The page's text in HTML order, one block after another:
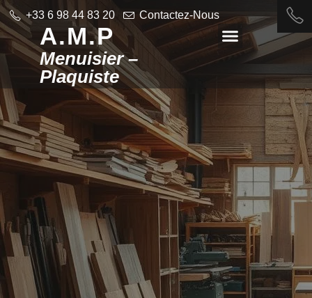
+33 6 98 44 83 20 Contactez-Nous
A.M.P
Menuisier –
Plaquiste